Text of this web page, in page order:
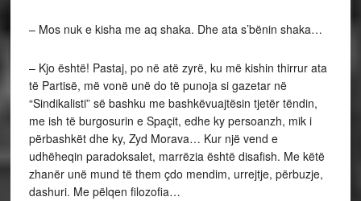
– Mos nuk e kisha me aq shaka. Dhe ata s’bënin shaka…
– Kjo është! Pastaj, po në atë zyrë, ku më kishin thirrur ata
të Partisë, më vonë unë do të punoja si gazetar në
“Sindikalisti” së bashku me bashkëvuajtësin tjetër tëndin,
me ish të burgosurin e Spaçit, edhe ky persoanzh, mik i
përbashkët dhe ky, Zyd Morava… Kur një vend e
udhëheqin paradoksalet, marrëzia është disafish. Me këtë
zhanër unë mund të them çdo mendim, urrejtje, përbuzje,
dashuri. Me pëlqen filozofia…